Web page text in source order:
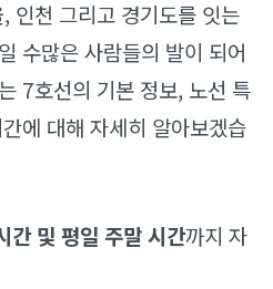
인천 그리고 경기도를 잇는
수많은 사람들의 발이 되어
7호선의 기본 정보, 노선 특
에 대해 자세히 알아보겠습
간 및 평일 주말 시간까지 자